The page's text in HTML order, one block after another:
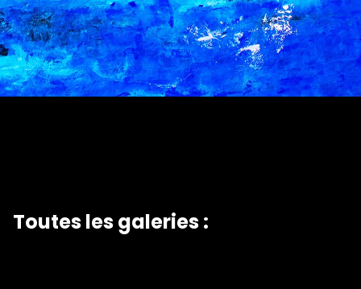
Toutes les galeries :